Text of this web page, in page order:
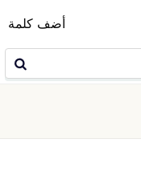
أضف كلمة